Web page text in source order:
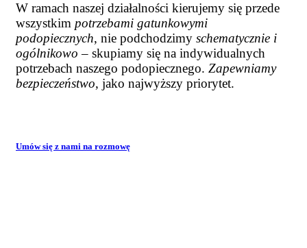
W ramach naszej działalności kierujemy się przede
wszystkim potrzebami gatunkowymi
podopiecznych, nie podchodzimy schematycznie i
ogólnikowo – skupiamy się na indywidualnych
potrzebach naszego podopiecznego. Zapewniamy
bezpieczeństwo, jako najwyższy priorytet.
Umów się z nami na rozmowę